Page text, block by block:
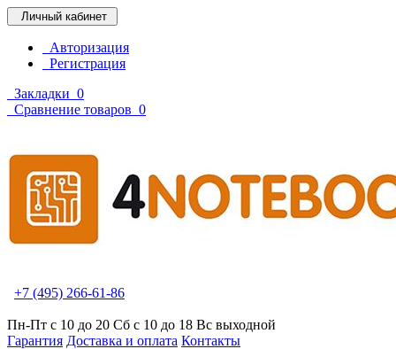
Личный кабинет
Авторизация
Регистрация
Закладки 0
Сравнение товаров 0
+7 (495) 266-61-86
Пн-Пт с 10 до 20 Сб с 10 до 18 Вс выходной
Гарантия Доставка и оплата Контакты